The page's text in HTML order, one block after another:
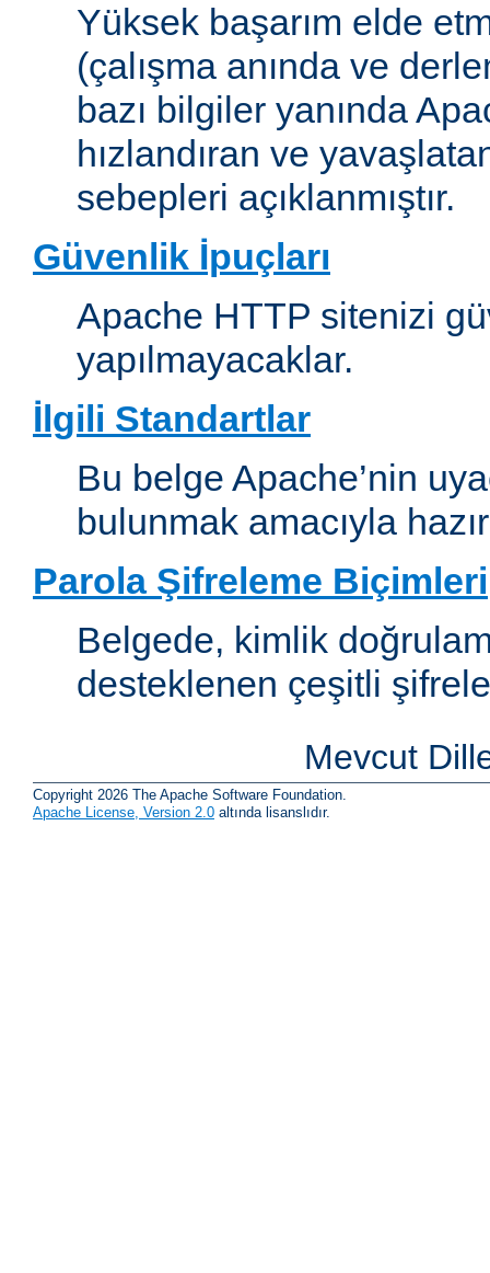
Yüksek başarım elde
(çalışma anında ve
bazı bilgiler yanında
hızlandıran ve
sebepleri açıklanmıştır.
Güvenlik İpuçları
Apache HTTP sitenizi
yapılmayacaklar.
İlgili Standartlar
Bu belge Apache’nin
bulunmak amacıyla
Parola Şifreleme Biçimleri
Belgede, kimlik
desteklenen çeşitli
Mevcut
Copyright 2026 The Apache Software Foundation.
Apache License, Version 2.0 altında lisanslıdır.